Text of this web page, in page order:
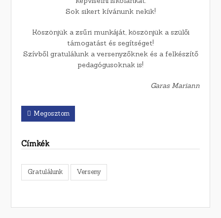
Sok sikert kívánunk nekik!
Köszönjük a zsűri munkáját, köszönjük a szülői
támogatást és segítséget!
Szívből gratulálunk a versenyzőknek és a felkészítő
pedagógusoknak is!
Garas Mariann
Megosztom
Címkék
Gratulálunk Verseny